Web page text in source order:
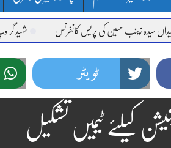
زینب حسین کی پریس کانفرنس شہید گر وپ
ٹویٹر
کیلئے ٹیمیں تشکیل